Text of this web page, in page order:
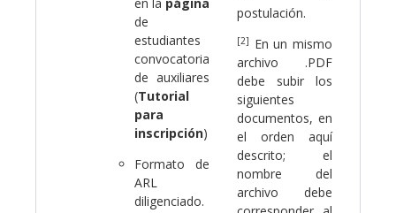
de
estudiantes
convocatoria
de auxiliares
(Tutorial
para
inscripción)
Formato de
ARL
diligenciado.
postulación.
[2] En un mismo
archivo .PDF
debe subir los
siguientes
documentos, en
el orden aquí
descrito; el
nombre del
archivo debe